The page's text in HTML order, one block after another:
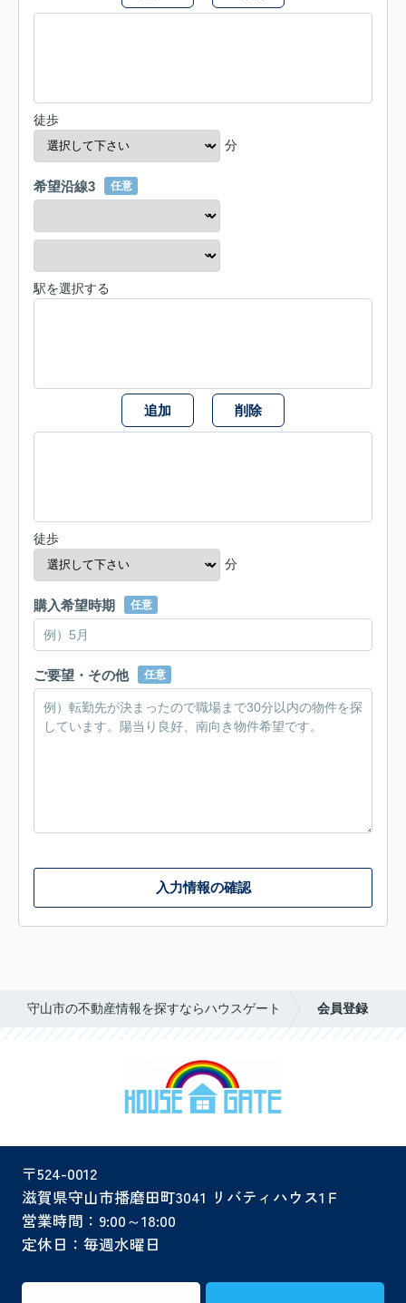
徒歩
分
希望沿線3 任意
駅を選択する
追加 削除
徒歩
分
購入希望時期 任意
ご要望・その他 任意
入力情報の確認
守山市の不動産情報を探すならハウスゲート 会員登録
〒524-0012
滋賀県守山市播磨田町3041 リバティハウス1Ｆ
営業時間：9:00～18:00
定休日：毎週水曜日